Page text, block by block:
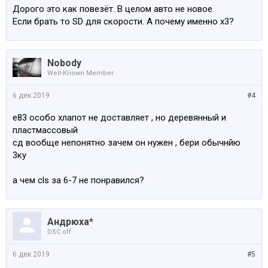
Дорого это как повезёт. В целом авто не новое.
Если брать то SD для скорости. А почему именно х3?
Nobody
Well-Known Member
#4
6 дек 2019
e83 особо хлапот не доставляет , но деревянный и
пластмассовый
сд вообще непонятно зачем он нужен , бери обычнйю
3ку
а чем cls за 6-7 не понравился?
Андрюха*
DSC off
#5
6 дек 2019